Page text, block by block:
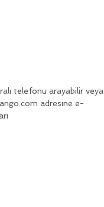
telefonu arayabilir veya
adresine e-